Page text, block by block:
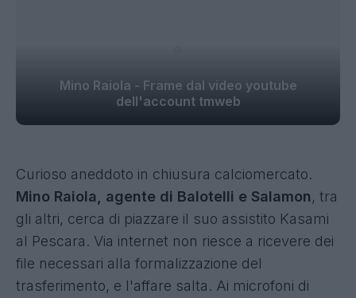
Mino Raiola - Frame dal video youtube
dell'account tmweb
Curioso aneddoto in chiusura calciomercato.
Mino Raiola, agente di Balotelli e Salamon, tra
gli altri, cerca di piazzare il suo assistito Kasami
al Pescara. Via internet non riesce a ricevere dei
file necessari alla formalizzazione del
trasferimento, e l'affare salta. Ai microfoni di